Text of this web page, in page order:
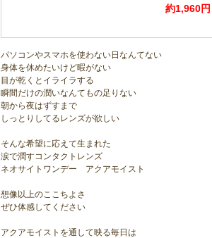
約1,960円
パソコンやスマホを使わない日なんてない
身体を休めたいけど暇がない
目が乾くとイライラする
瞬間だけの潤いなんてもの足りない
朝から夜はずすまで
しっとりしてるレンズが欲しい
そんな希望に応えて生まれた
涙で潤すコンタクトレンズ
ネオサイトワンデー アクアモイスト
想像以上のここちよさ
ぜひ体感してください
アクアモイストを通して映る毎日は